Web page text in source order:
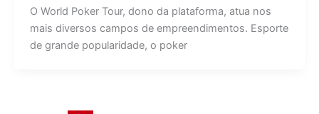
O World Poker Tour, dono da plataforma, atua nos
mais diversos campos de empreendimentos. Esporte
de grande popularidade, o poker